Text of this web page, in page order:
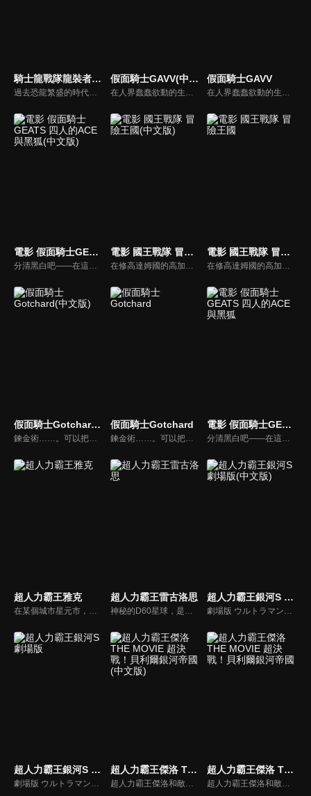
騎士龍戰隊龍裝者(中文版)
過去恐龍繁盛的時代。古代人類「龍裝族」，與同伴恐龍「騎士龍」，一起從兇惡的戰鬥民族「德魯伊頓」手中守護地球。6500萬年前，巨大隕石衝撞地球。「德魯伊頓族」，捨棄地球逃至宇宙。「龍裝族」，將騎士龍們封印在世界各地的神殿。時光流轉……德魯伊頓為了再次支配地球而回來。於是，龍裝族中被選中的5位騎士挺身而出。騎士龍戰隊龍裝者！使用騎士龍之力「龍裝」的正義騎士們守護地球。
假面騎士GAVV(中文版)
在人界蠢蠢欲動的生命體——格拉紐特，他們為了得到「黑暗點心」綁架人類。來自異世界的青年生真，為了拯救人類挺身而戰，和藉由吃零食誕生的小小怪物口嚼獸一起，用形狀像嘴巴的腰帶變身成假面騎士GAVV！SET&EAT，變身！軟糖、洋芋片、棉花糖、巧克力、糖果……用零食的力量變強，保護人類不受格拉紐特侵害，「零食」英雄，假面騎士GAVV的戰鬥就此揭開序幕！
假面騎士GAVV
在人界蠢蠢欲動的生命體——格拉紐特，他們為了得到「黑暗點心」綁架人類。來自異世界的青年生真，為了拯救人類挺身而戰，和藉由吃零食誕生的小小怪物口嚼獸一起，用形狀像嘴巴的腰帶變身成假面騎士GAVV！SET&EAT，變身！軟糖、洋芋片、棉花糖、巧克力、糖果……用零食的力量變強，保護人類不受格拉紐特侵害，「零食」英雄，假面騎士GAVV的戰鬥就此揭開序幕！
電影 假面騎士GEATS 四人的ACE與黑狐(中文版) 電影 國王戰隊 冒險王國(中文版) 電影 國王戰隊 冒險王國
假面騎士Gotchard(中文版) 假面騎士Gotchard
鍊金術……。可以把卑金屬鍊成貴金屬，也能透過其中的特殊技術， 孕育出以這世間萬物為樣本的人工生命體「克米」，其數量共有101隻。 克米原本被封印在「騎乘克米卡片」裡慎重的保管著， 但之後卻又被某個神祕人物全部釋放了出來。 克米會跟擁有善意的人產生共鳴並結為夥伴， 但是，也會跟人類的惡意結合，轉變成名為瑪魯加姆的怪物…...。 把被釋放到現代世界的克米全部回收吧！打倒克米與惡意結合的瑪魯加姆， 重新封印進騎乘克米卡片吧！
電影 假面騎士GEATS 四人的ACE與黑狐
超人力霸王雅克
在某個城市星元市，市內的獅子尾山上聳立著一個放出異彩的巨大物體。被命名為「摩諾之角」的這個物體，實際上是16年前事件發生後所留下的「怪獸的角」。自從那次全球同時出現怪獸的「怪獸之日」事件以來，怪獸災害已成為日常，在日本的地球防衛隊以武力對抗怪獸的同時，怪獸防災科學調查所「SKIP」，則致力於進行科學調查與避難引導，以防止怪獸災害的發生與擴大。
超人力霸王雷古洛思
神秘的D60星球，是宇宙幻獸拳的發源地。宇宙幻獸拳是一種神奇的宇宙拳法，鬥士們通過與該星球的守護神宇宙幻獸簽訂契約，可以用它們的力量進行戰鬥。在阿魯德大師的帶領下，宇宙幻獸鬥士們努力訓練著。有一天，一個年輕人漂流到了D60上，他除了名字以外失去了所有記憶，他的名字叫超人力霸王雷古洛斯。
超人力霸王銀河S 劇場版(中文版)
劇場版 ウルトラマンギンガＳ 決戦! ウルトラ10勇士!!
超人力霸王銀河S 劇場版
劇場版 ウルトラマンギンガＳ 決戦! ウルトラ10勇士!!
超人力霸王傑洛 THE MOVIE 超決戰！貝利爾銀河帝國(中文版)
超人力霸王傑洛和敵對的超人力霸王貝利亞。邪惡的貝利亞成為了銀河皇帝。初登場的傑洛超人力霸王作為主角與前作的敵人——以凱撒貝利亞形態復活的、率領貝利亞銀河帝國貝利雅爾超人力霸王的決戰。
超人力霸王傑洛 THE MOVIE 超決戰！貝利爾銀河帝國
超人力霸王傑洛和敵對的超人力霸王貝利亞。邪惡的貝利亞成為了銀河皇帝。初登場的傑洛超人力霸王作為主角與前作的敵人——以凱撒貝利亞形態復活的、率領貝利亞銀河帝國貝利雅爾超人力霸王的決戰。